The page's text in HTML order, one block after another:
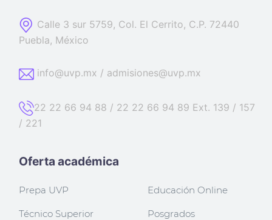
Calle 3 sur 5759, Col. El Cerrito, C.P. 72440
Puebla, México
info@uvp.mx / admisiones@uvp.mx
22 22 66 94 88 / 22 22 66 94 89 Ext. 139 / 157
/ 221
Oferta académica
Prepa UVP
Técnico Superior
Educación Online
Posgrados